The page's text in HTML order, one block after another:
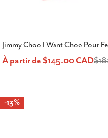
Jimmy Choo I Want Choo Pour
Prix
vente
À partir de $145.00 CAD
Prix
-13%